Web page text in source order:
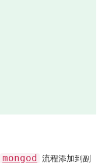
mongod 流程添加到副